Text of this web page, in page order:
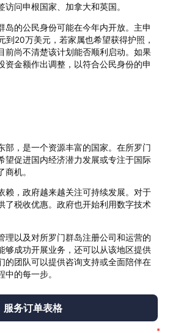
问申根国家、加拿大和英国。
岛的公民身份可能在今年内开放。主申
到20万美元，若家属也希望获得护照，
前尚不清楚该计划能否顺利启动。如果
资金额作出调整，以符合公民身份的申
部，是一个资源丰富的国家。在所罗门
望促进国内经济潜力发展或专注于国际
机。
赖，政府越来越关注可持续发展。对于
了税收优惠。政府也开始利用数字技术
理以及对所罗门群岛注册公司和运营的
够成功开展业务，还可以从该地区提供
的团队可以提供咨询支持或全面陪伴在
中的每一步。
服务订单表格